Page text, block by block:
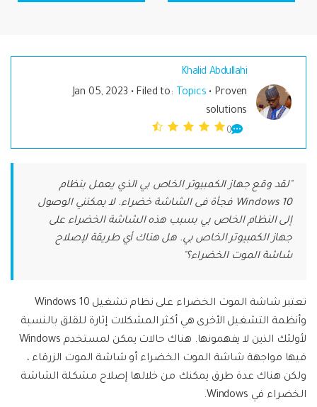
Filmstock
استكشف
الفيديوهات
الصور
مشاهدة جميع المنتجات
استكشف
منتجات المخططات والرسومات
قوالب واجهة المستخدم وتجربة المستخدم
نقل بيانات الجوال.
Repairit
استعادة الفيديوهات التالفة.
مشاهدة جميع المنتجات
استكشف
استعادة الصور
إصلاح الفيديوهات
نقل WhatsApp
تسجيل الدخول
Knowledge Center
ابحث عن المزيد من الحلول
Khalid Abdullahi
Jan 05, 2023 • Filed to: Topics • Proven
solutions
0
"لقد وقع جهاز الكمبيوتر الخاص بي الذي يعمل بنظام
Windows 10 فجأة فى الشاشة خضراء. لا يمكنني الوصول
إلى النظام الخاص بي بسبب هذه الشاشة الخضراء على
جهاز الكمبيوتر الخاص بي. هل هناك أي طريقة لإصلاح
شاشة الموت الخضراء؟"
تعتبر شاشة الموت الخضراء على نظام تشغيل Windows 10
وأنظمة التشغيل الأخرى هي أكثر المشكلات إثارة للقلق بالنسبة
لأولئك الذين لا يفهمونها. هناك حالات يمكن لمستخدم Windows
فيها مواجهة شاشة الموت الخضراء أو شاشة الموت الزرقاء ،
ولكن هناك عدة طرق يمكنك من خلالها إصلاح مشكلة الشاشة
الخضراء في Windows.